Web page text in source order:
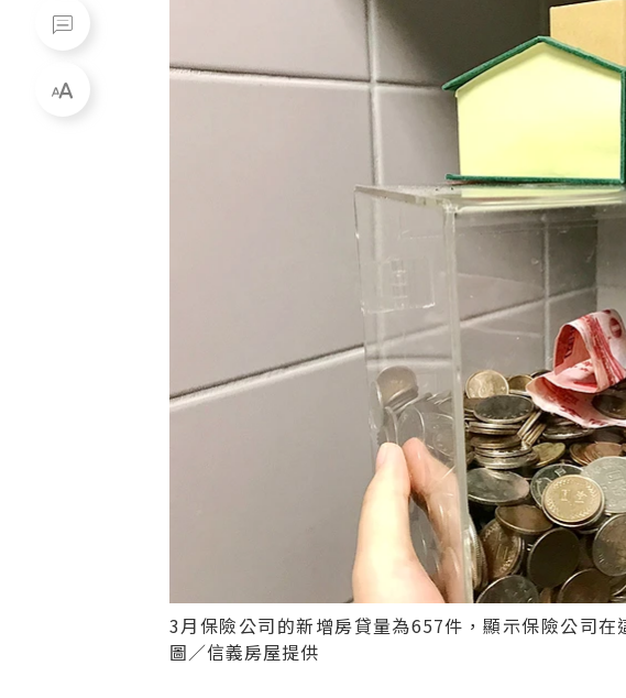
3月保險公司的新增房貸量為657件，顯示保險公司
圖／信義房屋提供